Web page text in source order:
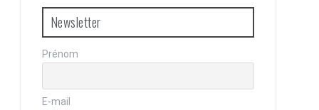
Newsletter
Prénom
E-mail